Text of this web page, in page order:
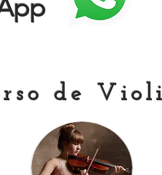
de